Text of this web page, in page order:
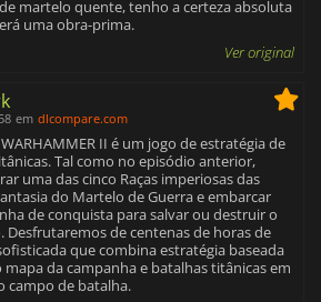
martelo quente, tenho a certeza absoluta
uma obra-prima.
Ver original
em dlcompare.com
II é um jogo de estratégia de
Tal como no episódio anterior,
uma das cinco Raças imperiosas das
do Martelo de Guerra e embarcar
de conquista para salvar ou destruir o
Desfrutaremos de centenas de horas de
que combina estratégia baseada
da campanha e batalhas titânicas em
campo de batalha.